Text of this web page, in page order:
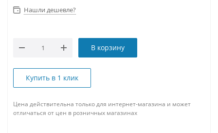
Нашли дешевле?
В корзину
Купить в 1 клик
Цена действительна только для интернет-магазина и может
отличаться от цен в розничных магазинах